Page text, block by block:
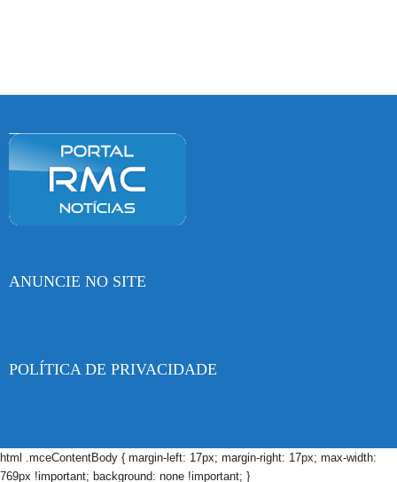
ANUNCIE NO SITE
POLÍTICA DE PRIVACIDADE
html .mceContentBody { margin-left: 17px; margin-right: 17px; max-width:
769px !important; background: none !important; }